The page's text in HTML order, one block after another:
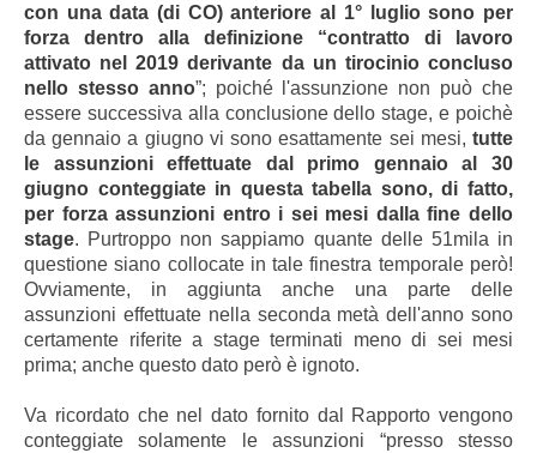
con una data (di CO) anteriore al 1° luglio sono per
forza dentro alla definizione “contratto di lavoro
attivato nel 2019 derivante da un tirocinio concluso
nello stesso anno”; poiché l'assunzione non può che
essere successiva alla conclusione dello stage, e poichè
da gennaio a giugno vi sono esattamente sei mesi, tutte
le assunzioni effettuate dal primo gennaio al 30
giugno conteggiate in questa tabella sono, di fatto,
per forza assunzioni entro i sei mesi dalla fine dello
stage. Purtroppo non sappiamo quante delle 51mila in
questione siano collocate in tale finestra temporale però!
Ovviamente, in aggiunta anche una parte delle
assunzioni effettuate nella seconda metà dell'anno sono
certamente riferite a stage terminati meno di sei mesi
prima; anche questo dato però è ignoto.
Va ricordato che nel dato fornito dal Rapporto vengono
conteggiate solamente le assunzioni “presso stesso